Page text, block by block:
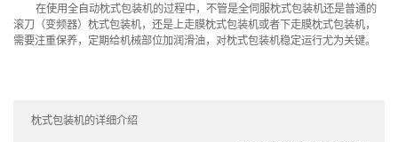
在使用全自动枕式包装机的过程中，不管是全伺服枕式包装机还是普通的
滚刀（变频器）枕式包装机，还是上走膜枕式包装机或者下走膜枕式包装机，
需要注重保养，定期给机械部位加润滑油，对枕式包装机稳定运行尤为关键。
枕式包装机的详细介绍